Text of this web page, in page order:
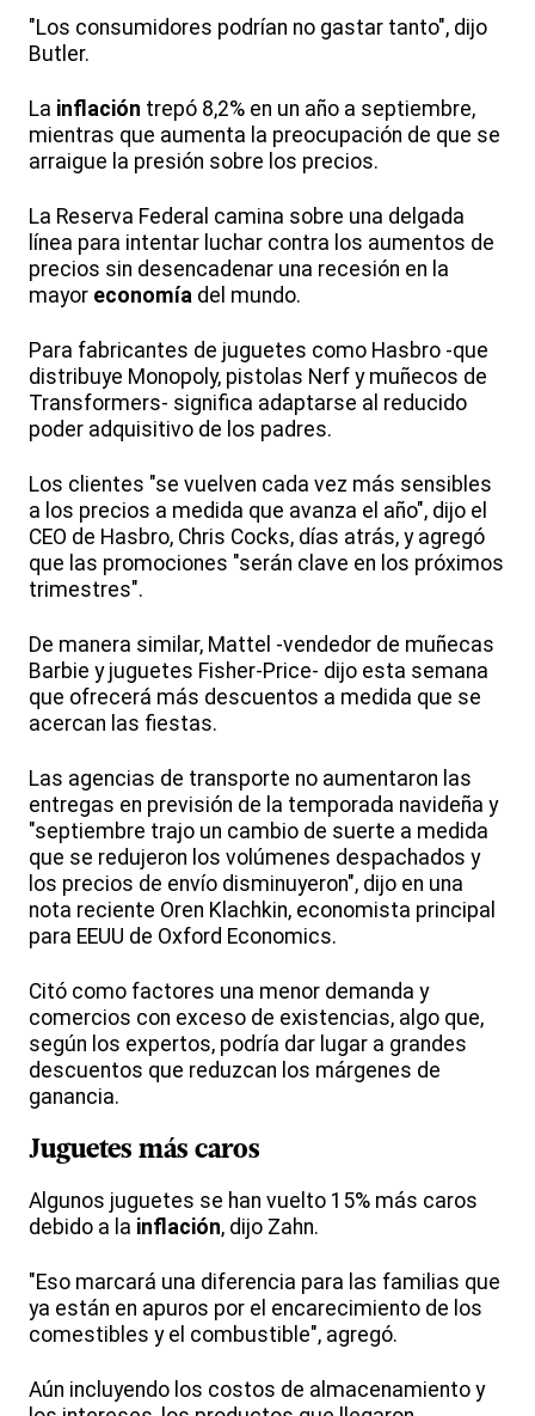
"Los consumidores podrían no gastar tanto", dijo
Butler.
La inflación trepó 8,2% en un año a septiembre,
mientras que aumenta la preocupación de que se
arraigue la presión sobre los precios.
La Reserva Federal camina sobre una delgada
línea para intentar luchar contra los aumentos de
precios sin desencadenar una recesión en la
mayor economía del mundo.
Para fabricantes de juguetes como Hasbro -que
distribuye Monopoly, pistolas Nerf y muñecos de
Transformers- significa adaptarse al reducido
poder adquisitivo de los padres.
Los clientes "se vuelven cada vez más sensibles
a los precios a medida que avanza el año", dijo el
CEO de Hasbro, Chris Cocks, días atrás, y agregó
que las promociones "serán clave en los próximos
trimestres".
De manera similar, Mattel -vendedor de muñecas
Barbie y juguetes Fisher-Price- dijo esta semana
que ofrecerá más descuentos a medida que se
acercan las fiestas.
Las agencias de transporte no aumentaron las
entregas en previsión de la temporada navideña y
"septiembre trajo un cambio de suerte a medida
que se redujeron los volúmenes despachados y
los precios de envío disminuyeron", dijo en una
nota reciente Oren Klachkin, economista principal
para EEUU de Oxford Economics.
Citó como factores una menor demanda y
comercios con exceso de existencias, algo que,
según los expertos, podría dar lugar a grandes
descuentos que reduzcan los márgenes de
ganancia.
Juguetes más caros
Algunos juguetes se han vuelto 15% más caros
debido a la inflación, dijo Zahn.
"Eso marcará una diferencia para las familias que
ya están en apuros por el encarecimiento de los
comestibles y el combustible", agregó.
Aún incluyendo los costos de almacenamiento y